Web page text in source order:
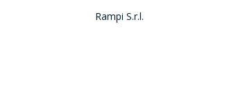
Rampi S.r.l.